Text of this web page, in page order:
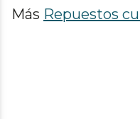
Más Repuestos